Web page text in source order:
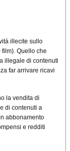
illecite sullo
film). Quello che
illegale di contenuti
far arrivare ricavi
la vendita di
di contenuti a
abbonamento
e redditi